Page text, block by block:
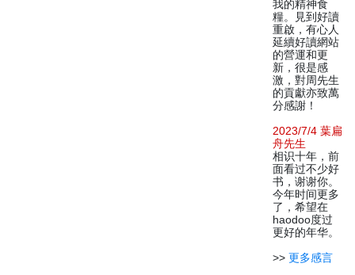
我的精神食
糧。見到好讀
重啟，有心人
延續好讀網站
的營運和更
新，很是感
激，對周先生
的貢獻亦致萬
分感謝！
2023/7/4 葉扁
舟先生
相识十年，前
面看过不少好
书，谢谢你。
今年时间更多
了，希望在
haodoo度过
更好的年华。
>> 更多感言